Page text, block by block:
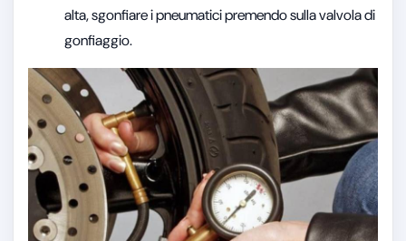
alta, sgonfiare i pneumatici premendo sulla valvola di
gonfiaggio.